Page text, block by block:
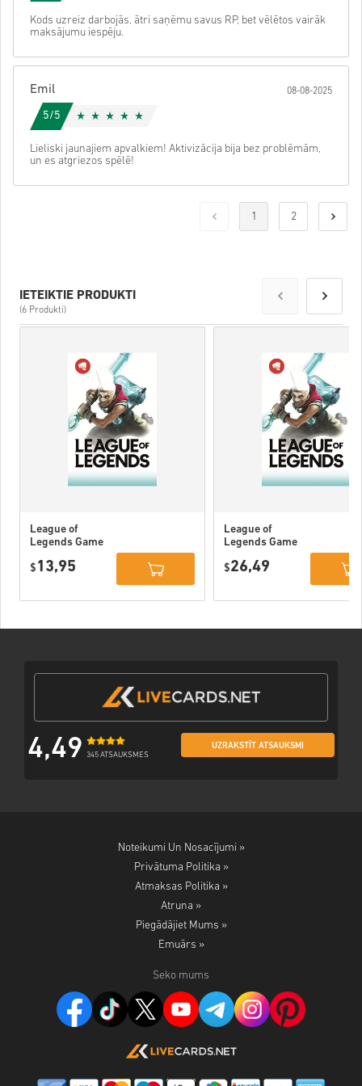
Kods uzreiz darbojās, ātri saņēmu savus RP, bet vēlētos vairāk
maksājumu iespēju.
Emil 08-08-2025
5/5
Lieliski jaunajiem apvalkiem! Aktivizācija bija bez problēmām,
un es atgriezos spēlē!
1 2
IETEIKTIE PRODUKTI
(6 Produkti)
League of
Legends Game
$ 13,95
League of
Legends Game
$26,49
4,49 345 ATSAUKSMES
UZRAKSTĪT ATSAUKSMI
Noteikumi Un Nosacījumi »
Privātuma Politika »
Atmaksas Politika »
Atruna »
Piegādājiet Mums »
Emuārs »
Seko mums